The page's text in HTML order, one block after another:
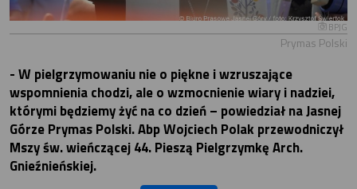
BPJG
Prymas Polski
- W pielgrzymowaniu nie o piękne i wzruszające
wspomnienia chodzi, ale o wzmocnienie wiary i nadziei,
którymi będziemy żyć na co dzień – powiedział na Jasnej
Górze Prymas Polski. Abp Wojciech Polak przewodniczył
Mszy św. wieńczącej 44. Pieszą Pielgrzymkę Arch.
Gnieźnieńskiej.